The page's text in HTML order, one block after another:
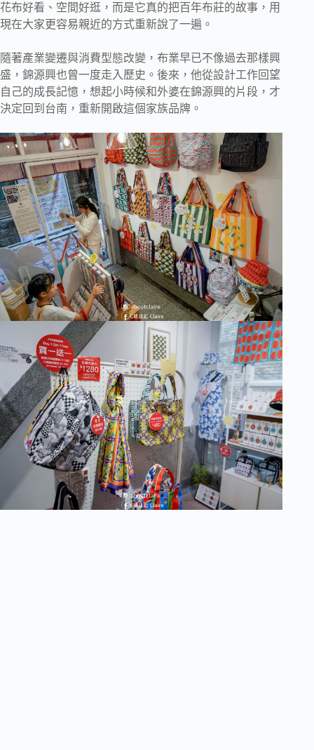
花布好看、空間好逛，而是它真的把百年布莊的故事，用
現在大家更容易親近的方式重新說了一遍。
隨著產業變遷與消費型態改變，布業早已不像過去那樣興
盛，錦源興也曾一度走入歷史。後來，他從設計工作回望
自己的成長記憶，想起小時候和外婆在錦源興的片段，才
決定回到台南，重新開啟這個家族品牌。